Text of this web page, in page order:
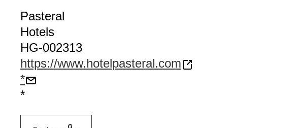
Pasteral
Hotels
HG-002313
https://www.hotelpasteral.com
*
*